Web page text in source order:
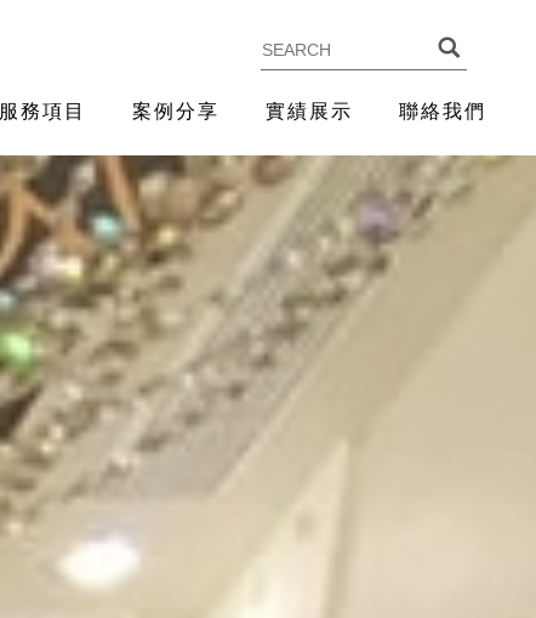
服務項目 案例分享 實績展示 聯絡我們